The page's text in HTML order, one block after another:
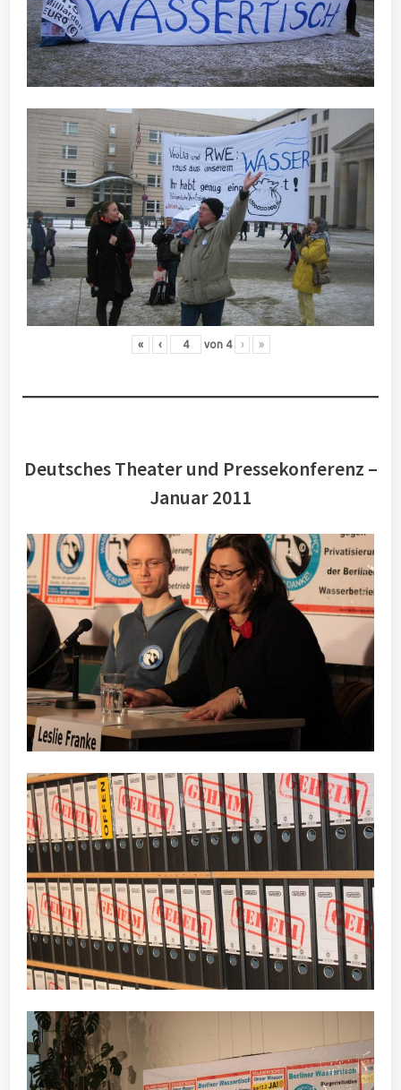
« ‹ von 4 › »
Deutsches Theater und Pressekonferenz –
Januar 2011